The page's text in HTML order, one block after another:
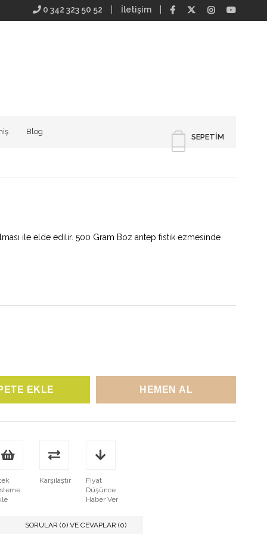
0 342 323 50 52 İletişim
SEPETIM
Blog
ile elde edilir. 500 Gram Boz antep fıstık ezmesinde
Karşılaştır
Fiyat
Düşünce
Haber Ver
SORULAR (0) VE CEVAPLAR (0)